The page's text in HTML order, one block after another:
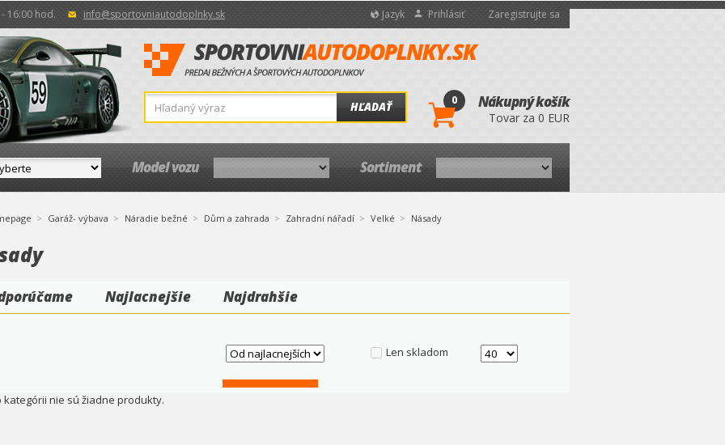
16:00 hod. info@sportovniautodoplnky.sk Jazyk Prihlásiť Zaregistrujte sa
HĽADAŤ 0 Nákupný košík
Tovar za 0 EUR
Model vozu Sortiment
Garáž- výbava Náradie bežné Dům a zahrada Zahradní nářadí Velké Násady
Najlacnejšie Najdrahšie
Len skladom
kategórii nie sú žiadne produkty.